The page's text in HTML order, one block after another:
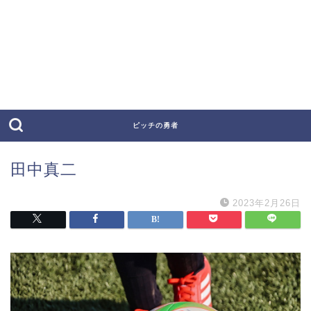
ピッチの勇者
田中真二
2023年2月26日